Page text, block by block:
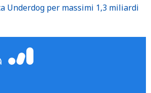
Underdog per massimi 1,3 miliardi